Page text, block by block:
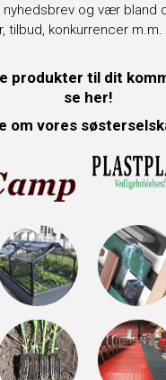
og vær bland
tilbud, konkurrencer m.m.
produkter til dit
se her!
om vores